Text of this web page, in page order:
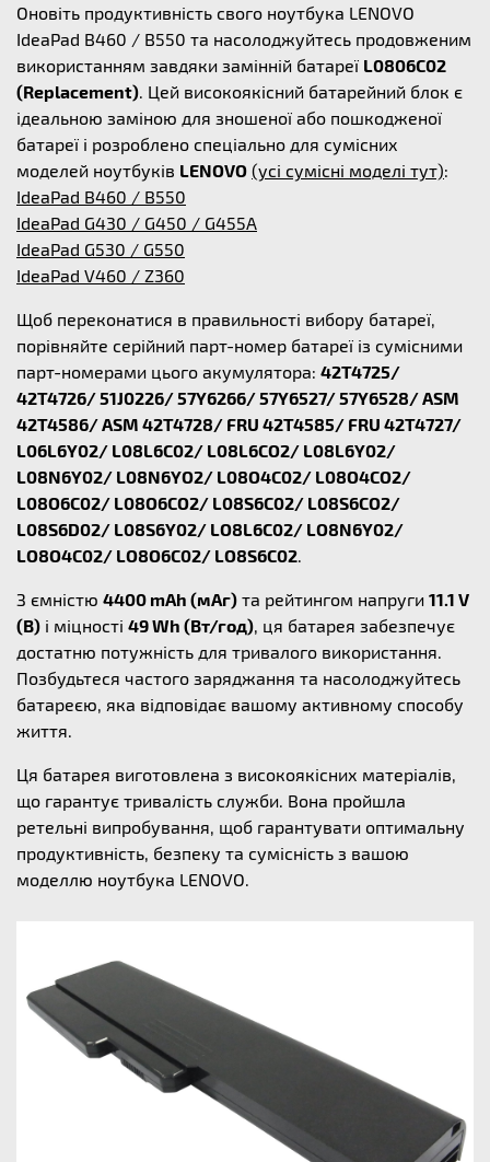
Оновіть продуктивність свого ноутбука LENOVO
IdeaPad B460 / B550 та насолоджуйтесь продовженим
використанням завдяки замінній батареї L0806C02
(Replacement). Цей високоякісний батарейний блок є
ідеальною заміною для зношеної або пошкодженої
батареї і розроблено спеціально для сумісних
моделей ноутбуків LENOVO (усі сумісні моделі тут):
IdeaPad B460 / B550
IdeaPad G430 / G450 / G455A
IdeaPad G530 / G550
IdeaPad V460 / Z360
Щоб переконатися в правильності вибору батареї,
порівняйте серійний парт-номер батареї із сумісними
парт-номерами цього акумулятора: 42T4725/
42T4726/ 51J0226/ 57Y6266/ 57Y6527/ 57Y6528/ ASM
42T4586/ ASM 42T4728/ FRU 42T4585/ FRU 42T4727/
L06L6Y02/ L08L6C02/ L08L6CO2/ L08L6Y02/
L08N6Y02/ L08N6YO2/ L08O4C02/ L08O4CO2/
L08O6C02/ L08O6CO2/ L08S6C02/ L08S6CO2/
L08S6D02/ L08S6Y02/ LO8L6C02/ LO8N6Y02/
LO8O4C02/ LO8O6C02/ LO8S6C02.
З ємністю 4400 mAh (мАг) та рейтингом напруги 11.1 V
(В) і міцності 49 Wh (Вт/год), ця батарея забезпечує
достатню потужність для тривалого використання.
Позбудьтеся частого заряджання та насолоджуйтесь
батареєю, яка відповідає вашому активному способу
життя.
Ця батарея виготовлена з високоякісних матеріалів,
що гарантує тривалість служби. Вона пройшла
ретельні випробування, щоб гарантувати оптимальну
продуктивність, безпеку та сумісність з вашою
моделлю ноутбука LENOVO.